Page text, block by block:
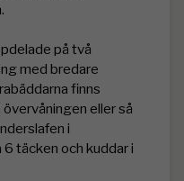
på två
med bredare
finns
eller så
i
täcken och kuddar i